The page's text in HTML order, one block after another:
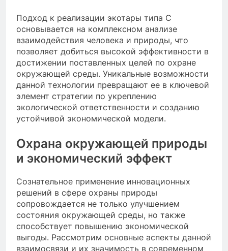
Подход к реализации экотары типа С
основывается на комплексном анализе
взаимодействия человека и природы, что
позволяет добиться высокой эффективности в
достижении поставленных целей по охране
окружающей среды. Уникальные возможности
данной технологии превращают ее в ключевой
элемент стратегии по укреплению
экологической ответственности и созданию
устойчивой экономической модели.
Охрана окружающей природы
и экономический эффект
Сознательное применение инновационных
решений в сфере охраны природы
сопровождается не только улучшением
состояния окружающей среды, но также
способствует повышению экономической
выгоды. Рассмотрим основные аспекты данной
взаимосвязи и их значимость в современном